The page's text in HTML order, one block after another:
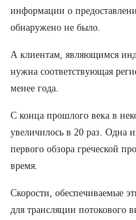
информации о
обнаружено не было.
А клиентам, являющимся
нужна соответствующая
менее года.
С конца прошлого века в
увеличилось в 20 раз. Одна
первого обзора греческой
время.
Скорости, обеспечиваемые
для трансляции потокового